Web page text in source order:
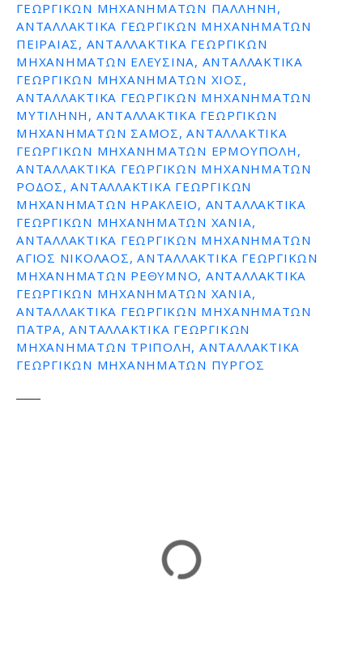
ΓΕΩΡΓΙΚΩΝ ΜΗΧΑΝΗΜΑΤΩΝ ΠΑΛΛΗΝΗ,
ΑΝΤΑΛΛΑΚΤΙΚΑ ΓΕΩΡΓΙΚΩΝ ΜΗΧΑΝΗΜΑΤΩΝ
ΠΕΙΡΑΙΑΣ, ΑΝΤΑΛΛΑΚΤΙΚΑ ΓΕΩΡΓΙΚΩΝ
ΜΗΧΑΝΗΜΑΤΩΝ ΕΛΕΥΣΙΝΑ, ΑΝΤΑΛΛΑΚΤΙΚΑ
ΓΕΩΡΓΙΚΩΝ ΜΗΧΑΝΗΜΑΤΩΝ ΧΙΟΣ,
ΑΝΤΑΛΛΑΚΤΙΚΑ ΓΕΩΡΓΙΚΩΝ ΜΗΧΑΝΗΜΑΤΩΝ
ΜΥΤΙΛΗΝΗ, ΑΝΤΑΛΛΑΚΤΙΚΑ ΓΕΩΡΓΙΚΩΝ
ΜΗΧΑΝΗΜΑΤΩΝ ΣΑΜΟΣ, ΑΝΤΑΛΛΑΚΤΙΚΑ
ΓΕΩΡΓΙΚΩΝ ΜΗΧΑΝΗΜΑΤΩΝ ΕΡΜΟΥΠΟΛΗ,
ΑΝΤΑΛΛΑΚΤΙΚΑ ΓΕΩΡΓΙΚΩΝ ΜΗΧΑΝΗΜΑΤΩΝ
ΡΟΔΟΣ, ΑΝΤΑΛΛΑΚΤΙΚΑ ΓΕΩΡΓΙΚΩΝ
ΜΗΧΑΝΗΜΑΤΩΝ ΗΡΑΚΛΕΙΟ, ΑΝΤΑΛΛΑΚΤΙΚΑ
ΓΕΩΡΓΙΚΩΝ ΜΗΧΑΝΗΜΑΤΩΝ ΧΑΝΙΑ,
ΑΝΤΑΛΛΑΚΤΙΚΑ ΓΕΩΡΓΙΚΩΝ ΜΗΧΑΝΗΜΑΤΩΝ
ΑΓΙΟΣ ΝΙΚΟΛΑΟΣ, ΑΝΤΑΛΛΑΚΤΙΚΑ ΓΕΩΡΓΙΚΩΝ
ΜΗΧΑΝΗΜΑΤΩΝ ΡΕΘΥΜΝΟ, ΑΝΤΑΛΛΑΚΤΙΚΑ
ΓΕΩΡΓΙΚΩΝ ΜΗΧΑΝΗΜΑΤΩΝ ΧΑΝΙΑ,
ΑΝΤΑΛΛΑΚΤΙΚΑ ΓΕΩΡΓΙΚΩΝ ΜΗΧΑΝΗΜΑΤΩΝ
ΠΑΤΡΑ, ΑΝΤΑΛΛΑΚΤΙΚΑ ΓΕΩΡΓΙΚΩΝ
ΜΗΧΑΝΗΜΑΤΩΝ ΤΡΙΠΟΛΗ, ΑΝΤΑΛΛΑΚΤΙΚΑ
ΓΕΩΡΓΙΚΩΝ ΜΗΧΑΝΗΜΑΤΩΝ ΠΥΡΓΟΣ